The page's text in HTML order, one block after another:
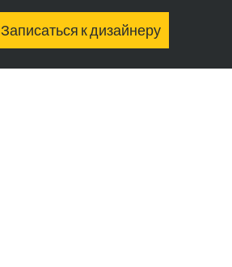
Записаться к дизайнеру